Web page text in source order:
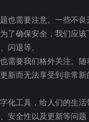
也需要注意。一些不
了确保安全，我们应
闪退等。
需要我们格外关注。
新而无法享受到非常
化工具，给人们的生
安全性以及更新等问